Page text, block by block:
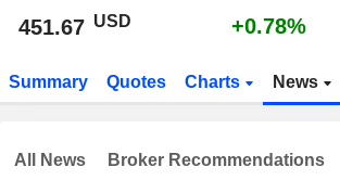
451.67 USD +0.78%
Summary Quotes Charts News
All News Broker Recommendations